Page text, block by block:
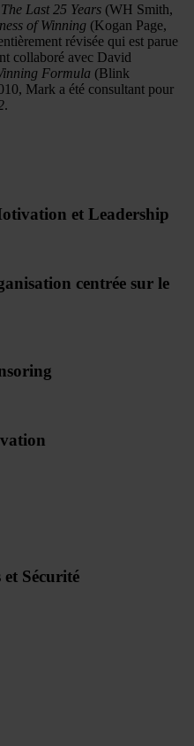
Last 25 Years (WH Smith,
of Winning (Kogan Page,
révisée qui est parue
collaboré avec David
Formula (Blink
Mark a été consultant pour
.
et Leadership
centrée sur le
et Sécurité